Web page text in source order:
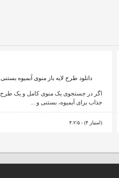
دانلود طرح لایه باز منوی آبمیوه بستنی
اگر در جستجوی یک منوی کامل و یک طرح
جذاب برای آبمیوه، بستنی و ...
۴.۲/۵ - (۴ امتیاز)